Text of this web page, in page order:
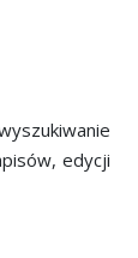
edycji